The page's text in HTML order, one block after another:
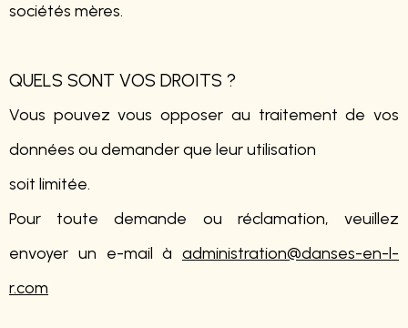
sociétés mères.
QUELS SONT VOS DROITS ?
Vous pouvez vous opposer au traitement de vos
données ou demander que leur utilisation
soit limitée.
Pour toute demande ou réclamation, veuillez
envoyer un e-mail à administration@danses-en-l-
r.com